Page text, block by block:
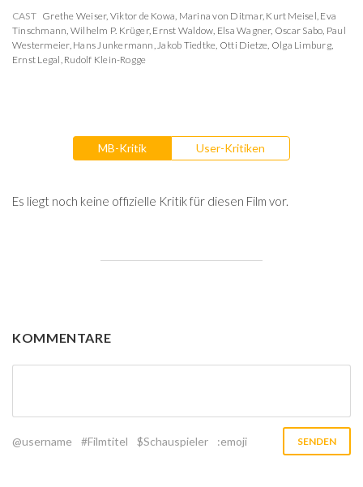
CAST Grethe Weiser, Viktor de Kowa, Marina von Ditmar, Kurt Meisel, Eva
Tinschmann, Wilhelm P. Krüger, Ernst Waldow, Elsa Wagner, Oscar Sabo, Paul
Westermeier, Hans Junkermann,Jakob Tiedtke, Otti Dietze, Olga Limburg,
Ernst Legal, Rudolf Klein-Rogge
MB-Kritik User-Kritiken
Es liegt noch keine offizielle Kritik für diesen Film vor.
KOMMENTARE
@username #Filmtitel $Schauspieler :emoji